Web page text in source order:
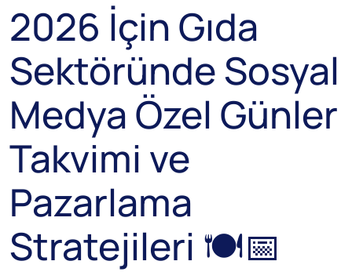
2026 İçin Gıda
Sektöründe Sosyal
Medya Özel Günler
Takvimi ve
Pazarlama
Stratejileri 🍽️📅